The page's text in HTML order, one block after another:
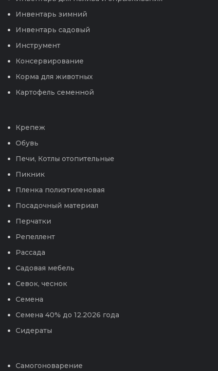
Инвентарь зимний
Инвентарь садовый
Инструмент
Консервирование
Корма для животных
Картофель семенной
Крепеж
Обувь
Печи, Котлы отопительные
Пикник
Пленка полиэтиленовая
Посадочный материал
Перчатки
Репеллент
Рассада
Садовая мебель
Севок, чеснок
Семена
Семена 40% до 12.2026 года
Сидераты
Самогоноварение